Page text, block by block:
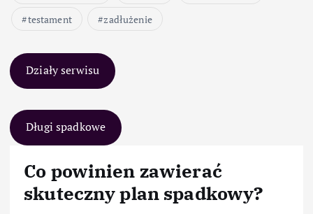
testament
zadłużenie
Działy serwisu
Długi spadkowe
Co powinien zawierać
skuteczny plan spadkowy?